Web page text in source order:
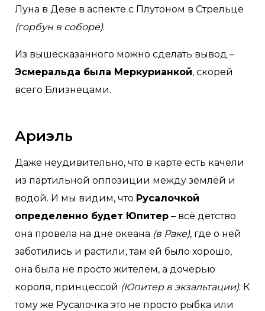
Луна в Деве в аспекте с Плутоном в Стрельце
(горбун в соборе).
Из вышесказанного можно сделать вывод –
Эсмеральда была Меркурианкой, скорей
всего Близнецами.
Ариэль
Даже неудивительно, что в карте есть качели
из партильной оппозиции между землёй и
водой. И мы видим, что Русалочкой
определенно будет Юпитер – всё детство
она провела на дне океана (в Раке), где о ней
заботились и растили, там ей было хорошо,
она была не просто жителем, а дочерью
короля, принцессой (Юпитер в экзальтации). К
тому же Русалочка это не просто рыбка или